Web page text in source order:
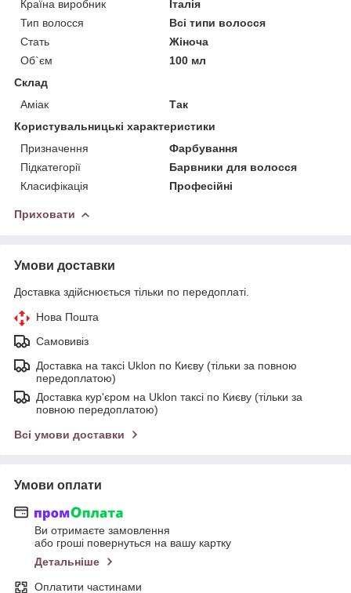
Країна виробник
Італія
Тип волосся
Всі типи волосся
Стать
Жіноча
Об`єм
100 мл
Склад
Аміак
Так
Користувальницькі характеристики
Призначення
Фарбування
Підкатегорії
Барвники для волосся
Класифікація
Професійні
Приховати
Умови доставки
Доставка здійснюється тільки по передоплаті.
Нова Пошта
Самовивіз
Доставка на таксі Uklon по Києву (тільки за повною
передоплатою)
Доставка кур'єром на Uklon таксі по Києву (тільки за
повною передоплатою)
Всі умови доставки
Умови оплати
Ви отримаєте замовлення
або гроші повернуться на вашу картку
Детальніше
Оплатити частинами